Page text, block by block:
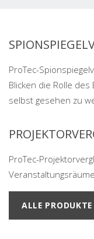
ProTec-
Blicken die Rolle
selbst gesehen zu
ProTec-
ALLE PRODUKTE